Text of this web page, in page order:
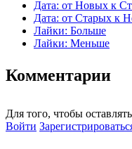
Дата: от Новых к
Дата: от Старых к
Лайки: Больше
Лайки: Меньше
Комментарии
Для того, чтобы
Войти